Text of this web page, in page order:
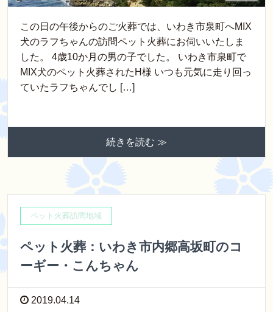
この日の午後からのご火葬では、いわき市泉町へMIX
犬のラフちゃんの訪問ペット火葬にお伺いいたしま
した。 4歳10か月の男の子でした。 いわき市泉町で
MIX犬のペット火葬されたH様 いつも元気に走り回っ
ていたラフちゃんでし […]
続きを読む ≫
ペット火葬訪問地域
ペット火葬：いわき市内郷高坂町のコ
ーギー・こんちゃん
2019.04.14